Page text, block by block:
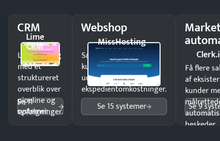
CRM
Lime
CRM
Luk flere salg
med et
struktureret
overblik over
pipeline og
opfølgninger.
Se 11
systemer
Webshop
MissHosting
Sælg produkter 24/7 til
kunder i hele landet
uden
ekspedientomkostninger.
Se 15 systemer
Få flere
af
kunder
beskeder.
Se 9